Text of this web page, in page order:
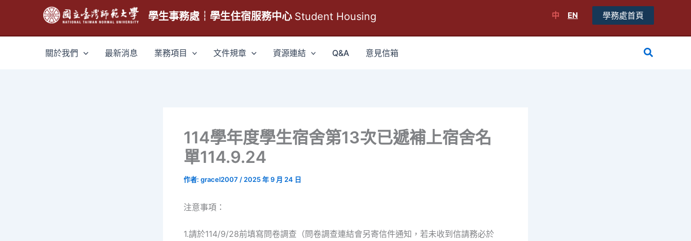
主
學生事務處┆學生住宿服務中心 Student Housing 中 EN 學務處首頁
關於我們 最新消息 業務項目 文件規章 資源連結 Q&A 意見信箱
搜
114學年度學生宿舍第13次已遞補上宿舍名
單114.9.24
作者: gracel2007 / 2025 年 9 月 24 日
注意事項：
1.請於114/9/28前填寫問卷調查（問卷調查連結會另寄信件通知，若未收到信請務必於